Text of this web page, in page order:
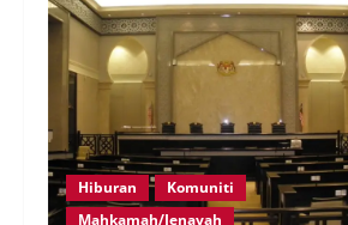
Hiburan
Komuniti
Mahkamah/Jenayah